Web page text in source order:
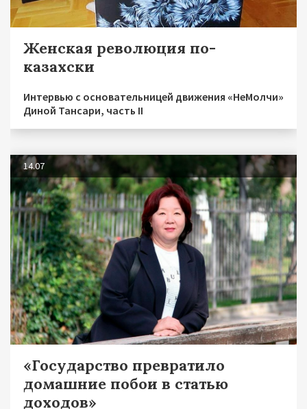
Женская революция по-
казахски
Интервью с основательницей движения «НеМолчи»
Диной Тансари, часть II
14.07
«Государство превратило
домашние побои в статью
доходов»